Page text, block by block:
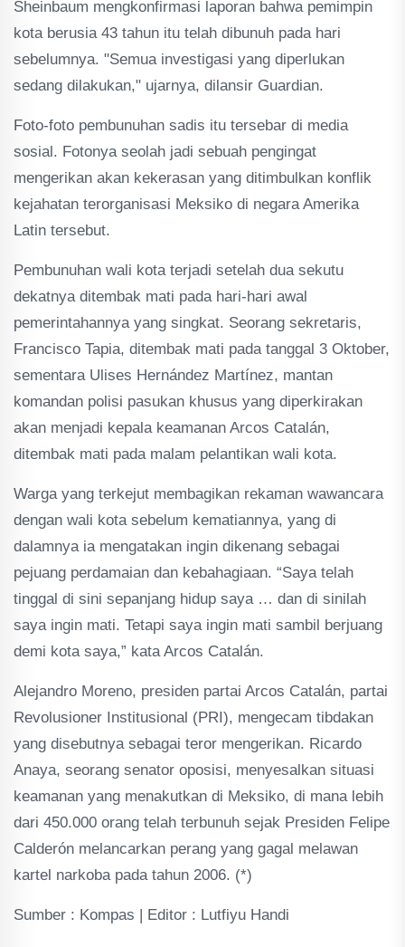
Sheinbaum mengkonfirmasi laporan bahwa pemimpin
kota berusia 43 tahun itu telah dibunuh pada hari
sebelumnya. "Semua investigasi yang diperlukan
sedang dilakukan," ujarnya, dilansir Guardian.
Foto-foto pembunuhan sadis itu tersebar di media
sosial. Fotonya seolah jadi sebuah pengingat
mengerikan akan kekerasan yang ditimbulkan konflik
kejahatan terorganisasi Meksiko di negara Amerika
Latin tersebut.
Pembunuhan wali kota terjadi setelah dua sekutu
dekatnya ditembak mati pada hari-hari awal
pemerintahannya yang singkat. Seorang sekretaris,
Francisco Tapia, ditembak mati pada tanggal 3 Oktober,
sementara Ulises Hernández Martínez, mantan
komandan polisi pasukan khusus yang diperkirakan
akan menjadi kepala keamanan Arcos Catalán,
ditembak mati pada malam pelantikan wali kota.
Warga yang terkejut membagikan rekaman wawancara
dengan wali kota sebelum kematiannya, yang di
dalamnya ia mengatakan ingin dikenang sebagai
pejuang perdamaian dan kebahagiaan. “Saya telah
tinggal di sini sepanjang hidup saya … dan di sinilah
saya ingin mati. Tetapi saya ingin mati sambil berjuang
demi kota saya,” kata Arcos Catalán.
Alejandro Moreno, presiden partai Arcos Catalán, partai
Revolusioner Institusional (PRI), mengecam tibdakan
yang disebutnya sebagai teror mengerikan. Ricardo
Anaya, seorang senator oposisi, menyesalkan situasi
keamanan yang menakutkan di Meksiko, di mana lebih
dari 450.000 orang telah terbunuh sejak Presiden Felipe
Calderón melancarkan perang yang gagal melawan
kartel narkoba pada tahun 2006. (*)
Sumber : Kompas | Editor : Lutfiyu Handi